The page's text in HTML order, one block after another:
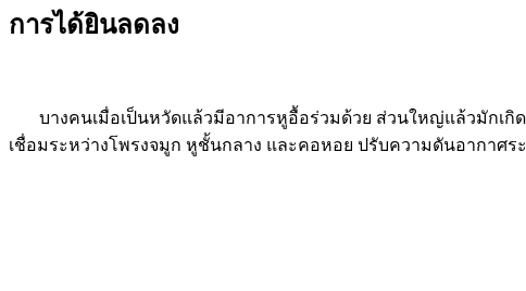
การได้ยินลดลง
บางคนเมื่อเป็นหวัดแล้วมีอาการหูอื้อร่วมด้วย ส่วนใหญ่แล้วมักเกิ
เชื่อมระหว่างโพรงจมูก หูชั้นกลาง และคอหอย ปรับความดันอากาศ